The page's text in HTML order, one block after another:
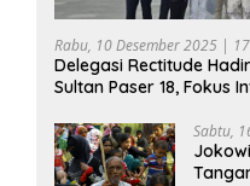
Rabu, 10 Desember 2025 |
Delegasi Rectitude
Sultan Paser 18, Fokus
Sabtu,